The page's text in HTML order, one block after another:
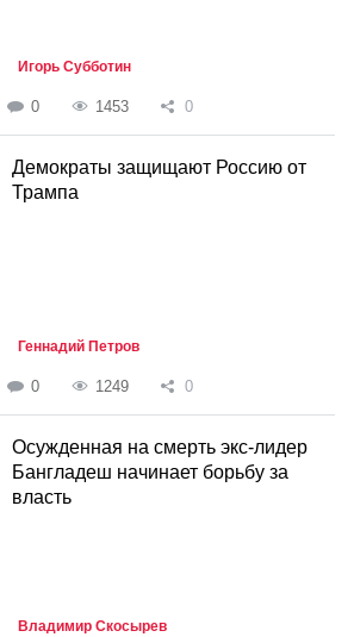
Игорь Субботин
0 1453 0
Демократы защищают Россию от
Трампа
Геннадий Петров
0 1249 0
Осужденная на смерть экс-лидер
Бангладеш начинает борьбу за
власть
Владимир Скосырев